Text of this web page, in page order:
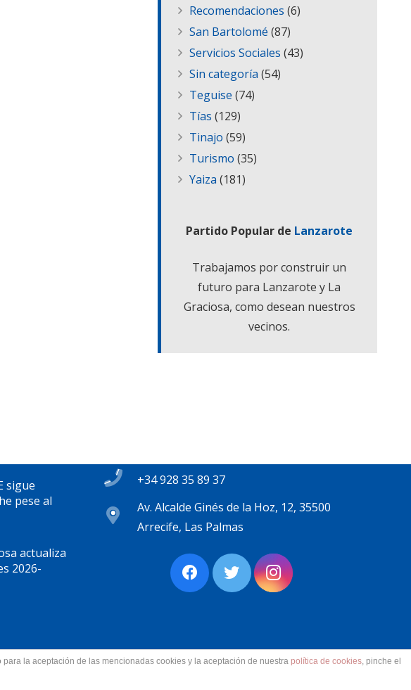
Recomendaciones (6)
San Bartolomé (87)
Servicios Sociales (43)
Sin categoría (54)
Teguise (74)
Tías (129)
Tinajo (59)
Turismo (35)
Yaiza (181)
Partido Popular de Lanzarote
Trabajamos por construir un
futuro para Lanzarote y La
Graciosa, como desean nuestros
vecinos.
sigue
pese al
actualiza
2026-
+34 928 35 89 37
Av. Alcalde Ginés de la Hoz, 12, 35500
Arrecife, Las Palmas
derechos reservados.
la aceptación de las mencionadas cookies y la aceptación de nuestra política de cookies, pinche el